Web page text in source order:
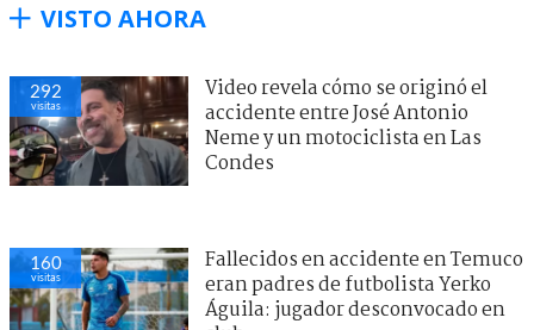
VISTO AHORA
292
visitas
Video revela cómo se originó el
accidente entre José Antonio
Neme y un motociclista en Las
Condes
160
visitas
Fallecidos en accidente en Temuco
eran padres de futbolista Yerko
Águila: jugador desconvocado en